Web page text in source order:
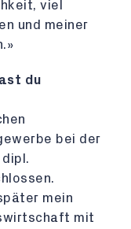
viel
und meiner
du
bei der
dipl.
mein
mit